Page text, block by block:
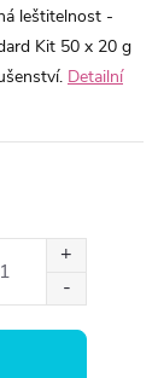
leštitelnost -
Kit 50 x 20 g
Detailní